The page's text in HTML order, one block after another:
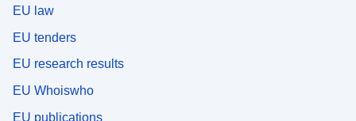
EU law
EU tenders
EU research results
EU Whoiswho
EU publications